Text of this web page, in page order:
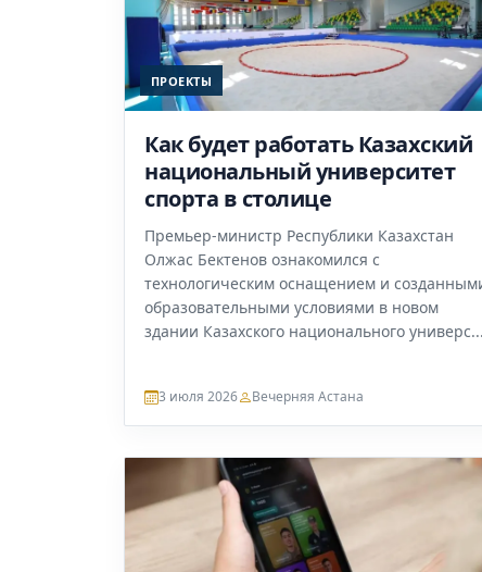
ПРОЕКТЫ
Как будет работать Казахский
национальный университет
спорта в столице
Премьер-министр Республики Казахстан
Олжас Бектенов ознакомился с
технологическим оснащением и
образовательными условиями в новом
здании Казахского национального универс...
3 июля 2026 Вечерняя Астана